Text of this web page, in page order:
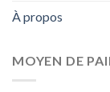
À propos
MOYEN DE